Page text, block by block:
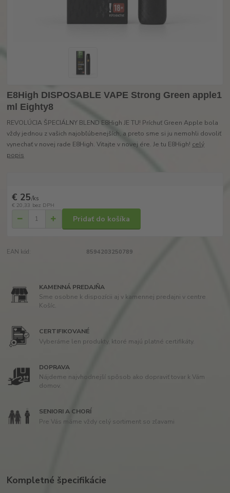
E8High DISPOSABLE VAPE Strong Green apple1
ml Eighty8
REVOLÚCIA ŠPECIÁLNY BLEND E8High JE TU! Príchuť Green Apple bola
vždy jednou z vašich najobľúbenejších, a preto sme si ju nemohli dovoliť
vynechať v novej rade E8High. Vitajte v novej ére. Je tu E8High! celý
popis
€ 25/ks
€ 20,33 bez DPH
Pridať do košíka
EAN kód: 8594203250789
KAMENNÁ PREDAJŇA
Sme osobne k dispozícii aj v kamennej predajni v centre
Košíc.
CERTIFIKOVANÉ
Vyberáme len produkty, ktoré majú platné certifikáty.
DOPRAVA
Nájdeme najvhodnejší spôsob ako dopraviť tovar k Vám
domov.
SENIORI A CHORÍ
Pre Vás máme vždy celý sortiment so zľavami
Kompletné špecifikácie